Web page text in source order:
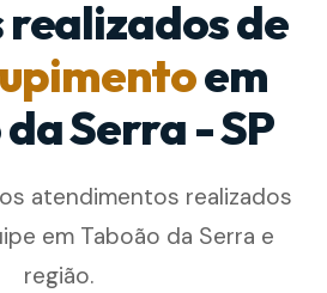
realizados de
em
Serra - SP
atendimentos realizados
em Taboão da Serra e
região.